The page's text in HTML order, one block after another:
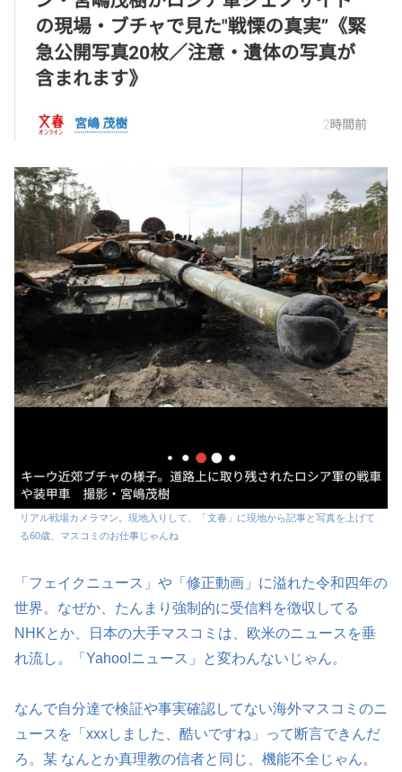
リアル戦場カメラマン。現地入りして、「文春」に現地から記事と写真を上げて
る60歳、マスコミのお仕事じゃんね
「フェイクニュース」や「修正動画」に溢れた令和四年の
世界。なぜか、たんまり強制的に受信料を徴収してる
NHKとか、日本の大手マスコミは、欧米のニュースを垂
れ流し。「Yahoo!ニュース」と変わんないじゃん。
なんで自分達で検証や事実確認してない海外マスコミのニ
ュースを「xxxしました、酷いですね」って断言できんだ
ろ。某 なんとか真理教の信者と同じ、機能不全じゃん。